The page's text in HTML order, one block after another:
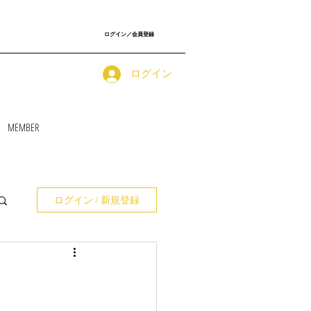
ログイン／会員登録
ログイン
MEMBER
ログイン / 新規登録